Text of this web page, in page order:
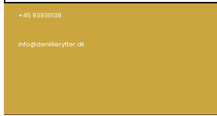
+45 93930138
info@denlillerytter.dk